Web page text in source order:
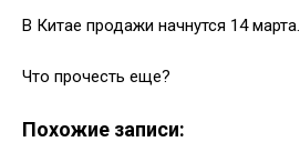
В Китае продажи начнутся 14 марта.
Что прочесть еще?
Похожие записи: